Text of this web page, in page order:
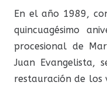
En el año 1989,
quincuagésimo
procesional de
Juan Evangelista,
restauración de los